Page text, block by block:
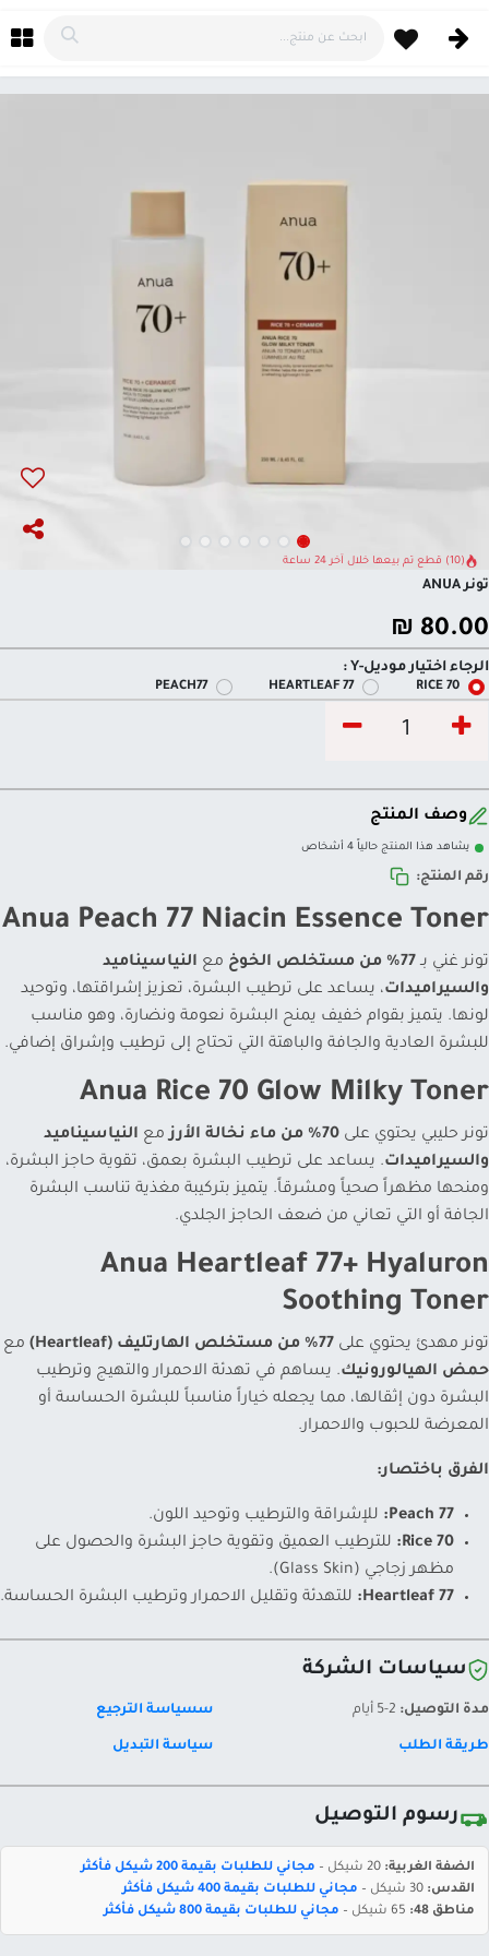
(10) قطع تم بيعها خلال آخر 24 ساعة
تونر ANUA
80.00
₪
الرجاء اختيار موديل-Y :
70 RICE
HEARTLEAF 77
PEACH77
وصف المنتج
يشاهد هذا المنتج حالياً 4 أشخاص
رقم المنتج:
Anua Peach 77 Niacin Essence Toner
تونر غني بـ 77% من مستخلص الخوخ مع النياسيناميد
والسيراميدات، يساعد على ترطيب البشرة، تعزيز إشراقتها، وتوحيد
لونها. يتميز بقوام خفيف يمنح البشرة نعومة ونضارة، وهو مناسب
للبشرة العادية والجافة والباهتة التي تحتاج إلى ترطيب وإشراق إضافي.
Anua Rice 70 Glow Milky Toner
تونر حليبي يحتوي على 70% من ماء نخالة الأرز مع النياسيناميد
والسيراميدات. يساعد على ترطيب البشرة بعمق، تقوية حاجز البشرة،
ومنحها مظهراً صحياً ومشرقاً. يتميز بتركيبة مغذية تناسب البشرة
الجافة أو التي تعاني من ضعف الحاجز الجلدي.
Anua Heartleaf 77+ Hyaluron
Soothing Toner
تونر مهدئ يحتوي على 77% من مستخلص الهارتليف (Heartleaf)
مع
حمض الهيالورونيك. يساهم في تهدئة الاحمرار والتهيج وترطيب
البشرة دون إثقالها، مما يجعله خياراً مناسباً للبشرة الحساسة أو
المعرضة للحبوب والاحمرار.
الفرق باختصار:
Peach 77:
للإشراقة والترطيب وتوحيد اللون.
Rice 70:
للترطيب العميق وتقوية حاجز البشرة والحصول على
مظهر زجاجي (Glass Skin).
Heartleaf 77:
للتهدئة وتقليل الاحمرار وترطيب البشرة الحساسة.
سياسات الشركة
مدة التوصيل: سسياسة الترجيع
طريقة الطلب سياسة التبديل
رسوم التوصيل
الضفة الغربية:
مجاني للطلبات بقيمة 200 شيكل فأكثر
القدس:
مجاني للطلبات بقيمة 400 شيكل فأكثر
مناطق 48:
مجاني للطلبات بقيمة 800 شيكل فأكثر